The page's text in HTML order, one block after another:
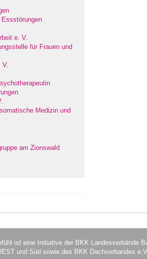
e. V.
für Frauen und
V.
Medizin und
am Zionswald
ist eine Initiative der BKK Landesverbände
und Süd sowie des BKK Dachverbandes